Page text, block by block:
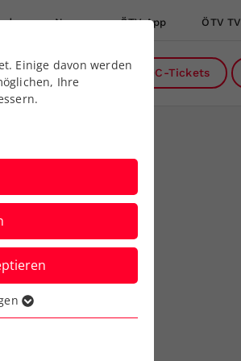
News ÖTV App ÖTV TV
uns Kreise DC-Tickets
sogar
Einige davon werden
Ihre
der
die Webseite